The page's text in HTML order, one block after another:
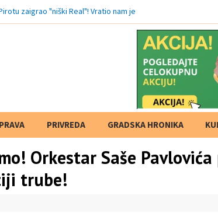
PRIVREDA GRADSKA HRONIKA
Orkestar Saše
trube!